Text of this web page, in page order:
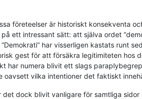
företeelser är historiskt konsekventa
ett intressant sätt: att själva ordet
har visserligen kastats runt
gest för att försäkra legitimiteten hos
har numera blivit ett slags
oavsett vilka intentioner det faktiskt
det dock blivit vanligare för samtliga